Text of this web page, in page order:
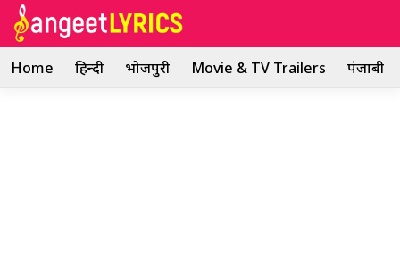
Skip
Home हिन्दी भोजपुरी Movie & TV Trailers पंजाबी